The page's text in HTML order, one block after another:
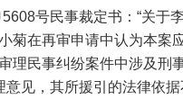
5608号民事裁定书：“关于
菊在再审申请中认为本案
理民事纠纷案件中涉及刑
见，其所援引的法律依据